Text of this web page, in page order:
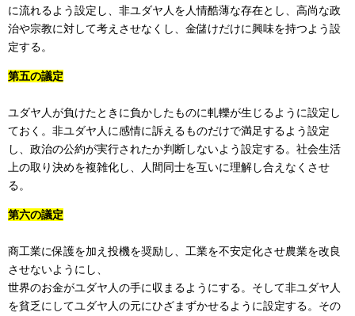
に流れるよう設定し、非ユダヤ人を人情酷薄な存在とし、高尚な政
治や宗教に対して考えさせなくし、金儲けだけに興味を持つよう設
定する。
第五の議定
ユダヤ人が負けたときに負かしたものに軋轢が生じるように設定し
ておく。非ユダヤ人に感情に訴えるものだけで満足するよう設定
し、政治の公約が実行されたか判断しないよう設定する。社会生活
上の取り決めを複雑化し、人間同士を互いに理解し合えなくさせ
る。
第六の議定
商工業に保護を加え投機を奨励し、工業を不安定化させ農業を改良
させないようにし、
世界のお金がユダヤ人の手に収まるようにする。そして非ユダヤ人
を貧乏にしてユダヤ人の元にひざまずかせるように設定する。その